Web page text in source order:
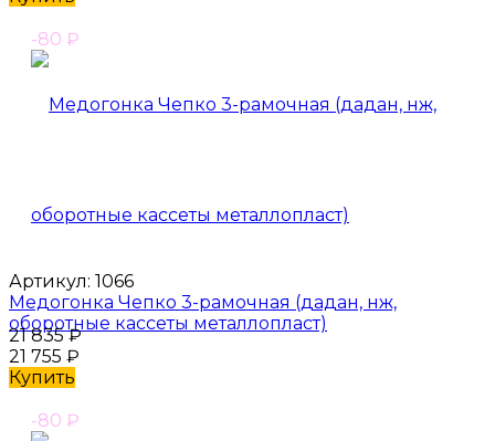
-80 ₽
Артикул: 1066
Медогонка Чепко 3-рамочная (дадан, нж,
оборотные кассеты металлопласт)
21 835₽
21 755 ₽
Купить
-80 ₽